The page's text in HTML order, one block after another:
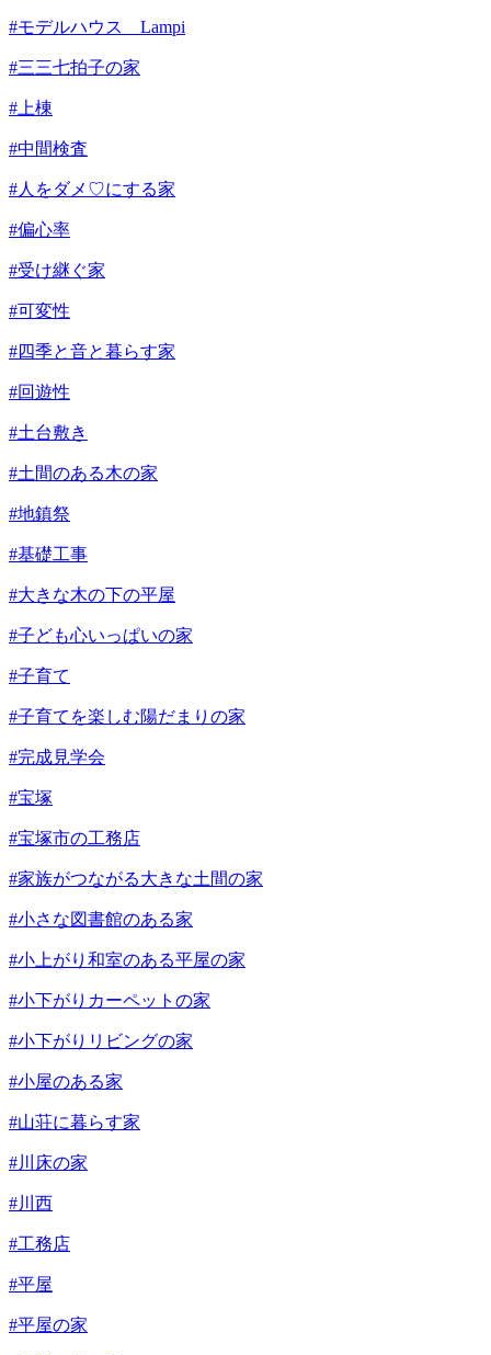
#モデルハウス Lampi
#三三七拍子の家
#上棟
#中間検査
#人をダメ♡にする家
#偏心率
#受け継ぐ家
#可変性
#四季と音と暮らす家
#回遊性
#土台敷き
#土間のある木の家
#地鎮祭
#基礎工事
#大きな木の下の平屋
#子ども心いっぱいの家
#子育て
#子育てを楽しむ陽だまりの家
#完成見学会
#宝塚
#宝塚市の工務店
#家族がつながる大きな土間の家
#小さな図書館のある家
#小上がり和室のある平屋の家
#小下がりカーペットの家
#小下がりリビングの家
#小屋のある家
#山荘に暮らす家
#川床の家
#川西
#工務店
#平屋
#平屋の家